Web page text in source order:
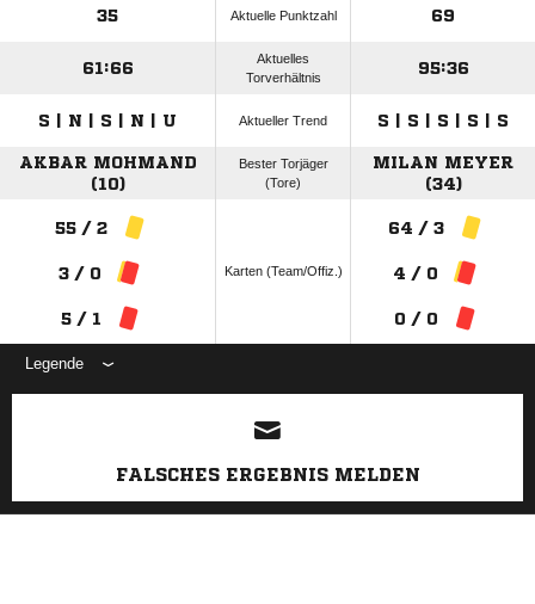
35 Aktuelle Punktzahl 69
61:66
Aktuelles
Torverhältnis
95:36
S | N | S | N | U Aktueller Trend S | S | S | S | S
AKBAR MOHMAND
(10)
Bester Torjäger
(Tore)
MILAN MEYER
(34)
55 / 2
3 / 0
5 / 1
Karten (Team/Offiz.)
64 / 3
4 / 0
0 / 0
Legende
ANZEIGE
FALSCHES ERGEBNIS MELDEN